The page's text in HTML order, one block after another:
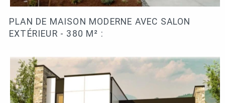
PLAN DE MAISON MODERNE AVEC SALON
EXTÉRIEUR - 380 M² :